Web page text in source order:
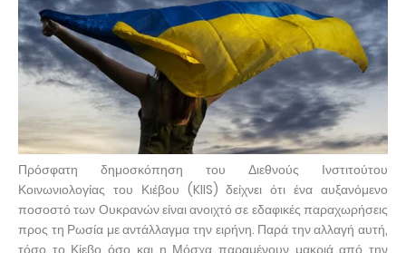
Πρόσφατη δημοσκόπηση του Διεθνούς Ινστιτούτου
Κοινωνιολογίας του Κιέβου (KIIS) δείχνει ότι ένα αυξανόμενο
ποσοστό των Ουκρανών είναι ανοιχτό σε εδαφικές παραχωρήσεις
προς τη Ρωσία με αντάλλαγμα την ειρήνη. Παρά την αλλαγή αυτή,